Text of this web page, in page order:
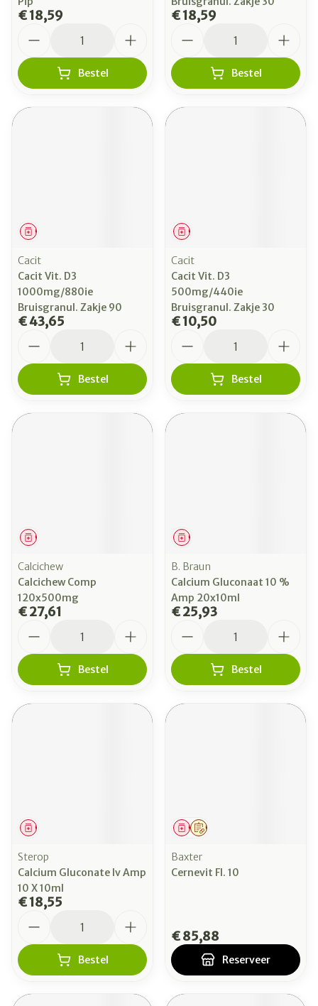
€ 18,59
Bestel
€ 18,59
Bestel
Geneesmiddel
Cacit
Cacit Vit. D3
1000mg/880ie
Bruisgranul. Zakje 90
€ 43,65
Bestel
Geneesmiddel
Cacit
Cacit Vit. D3
500mg/440ie
Bruisgranul. Zakje 30
€ 10,50
Bestel
Geneesmiddel
Calcichew
Calcichew Comp
120x500mg
€ 27,61
Bestel
Geneesmiddel
B. Braun
Calcium Gluconaat 10 %
Amp 20x10ml
€ 25,93
Bestel
Geneesmiddel
Sterop
Calcium Gluconate Iv Amp
10 X 10ml
€ 18,55
Bestel
Op voorschrift
Geneesmiddel
Baxter
Cernevit Fl. 10
€ 85,88
Reserveer